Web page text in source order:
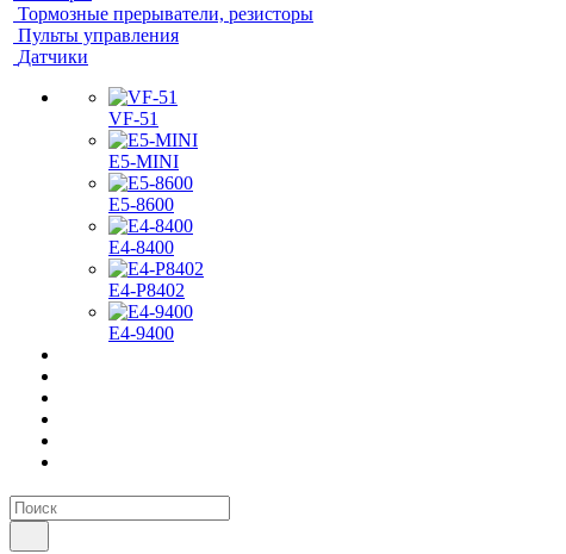
Тормозные прерыватели, резисторы
Пульты управления
Датчики
VF-51
E5-MINI
Е5-8600
E4-8400
Е4-P8402
Е4-9400